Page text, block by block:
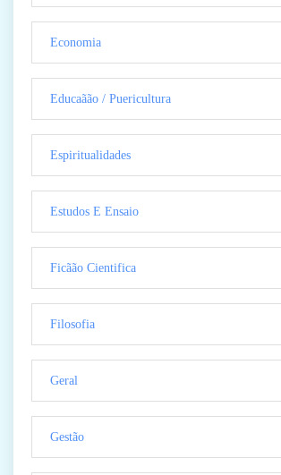
Economia
Educaãão / Puericultura
Espiritualidades
Estudos E Ensaio
Ficãão Cientifica
Filosofia
Geral
Gestão